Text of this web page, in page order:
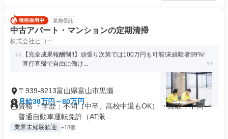
業務委託
中古アパート・マンションの定期清掃
株式会社ビコー
【完全成果報酬制!!】頑張り次第では100万円も可能!未経験者99%!
直行直帰で自由に働け...
〒939-8213富山県富山市黒瀬
月給38万円～80万円
資格 ・学歴：不問（中卒、高校中退もOK） ・経験：不問 ・
普通自動車運転免許（AT限...
業界未経験歓迎 +18個